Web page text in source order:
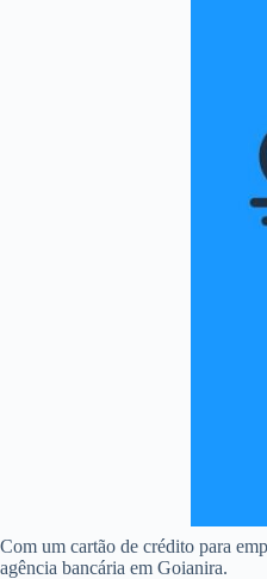
Com um cartão de crédito para
agência bancária em Goianira.